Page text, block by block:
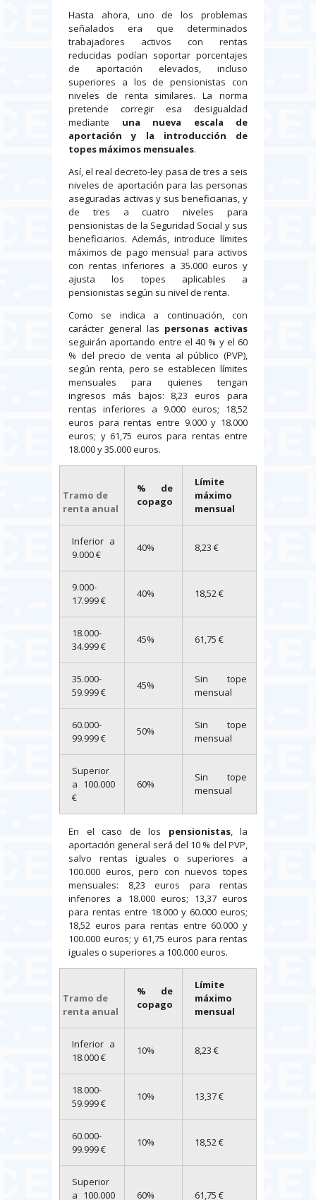
Hasta ahora, uno de los problemas
señalados era que determinados
trabajadores activos con rentas
reducidas podían soportar porcentajes
de aportación elevados, incluso
superiores a los de pensionistas con
niveles de renta similares. La norma
pretende corregir esa desigualdad
mediante una
nueva escala de
aportación y la introducción de
topes máximos mensuales.
Así, el real decreto-ley pasa de tres a seis
niveles de aportación para las personas
aseguradas activas y sus beneficiarias, y
de tres a cuatro niveles para
pensionistas de la Seguridad Social y sus
beneficiarios. Además, introduce límites
máximos de pago mensual para activos
con rentas inferiores a 35.000 euros y
ajusta los topes aplicables a
pensionistas según su nivel de renta.
Como se indica a continuación, con
carácter general las personas activas
seguirán aportando entre el 40 % y el 60
% del precio de venta al público (PVP),
según renta, pero se establecen límites
mensuales para quienes tengan
ingresos más bajos: 8,23 euros para
rentas inferiores a 9.000 euros; 18,52
euros para rentas entre 9.000 y 18.000
euros; y 61,75 euros para rentas entre
18.000 y 35.000 euros.
Tramo de
renta anual
% de
copago
Límite
máximo
mensual
Inferior a
9.000 €
40% 8,23 €
9.000-
17.999 €
40% 18,52 €
18.000-
34.999 €
45% 61,75 €
35.000-
59.999 €
45%
Sin tope
mensual
60.000-
99.999 €
50%
Sin tope
mensual
Superior
a 100.000
€
60%
Sin tope
mensual
En el caso de los pensionistas, la
aportación general será del 10 % del PVP,
salvo rentas iguales o superiores a
100.000 euros, pero con nuevos topes
mensuales: 8,23 euros para rentas
inferiores a 18.000 euros; 13,37 euros
para rentas entre 18.000 y 60.000 euros;
18,52 euros para rentas entre 60.000 y
100.000 euros; y 61,75 euros para rentas
iguales o superiores a 100.000 euros.
Tramo de
renta anual
% de
copago
Límite
máximo
mensual
Inferior a
18.000 €
10% 8,23 €
18.000-
59.999 €
10% 13,37 €
60.000-
99.999 €
10% 18,52 €
Superior
a 100.000
60% 61,75 €